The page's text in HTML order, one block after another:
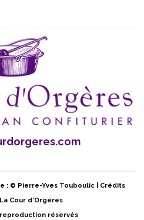
: © Pierre-Yves Touboulic | Crédits
Cour d’Orgères
réservés